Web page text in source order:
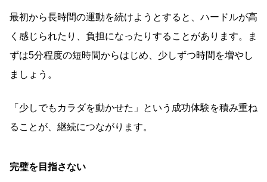
最初から長時間の運動を続けようとすると、ハードルが高
く感じられたり、負担になったりすることがあります。ま
ずは5分程度の短時間からはじめ、少しずつ時間を増やし
ましょう。
「少しでもカラダを動かせた」という成功体験を積み重ね
ることが、継続につながります。
完璧を目指さない